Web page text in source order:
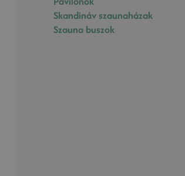
Skandináv szaunaházak
Szauna buszok